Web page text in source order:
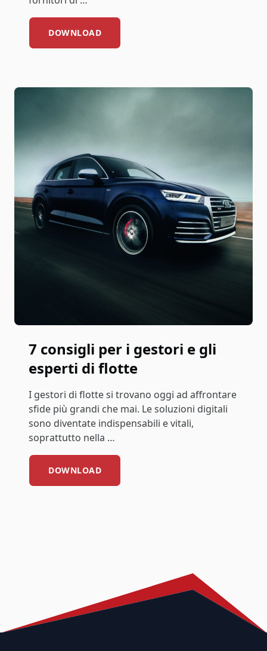
DOWNLOAD
7 consigli per i gestori e gli
esperti di flotte
I gestori di flotte si trovano oggi ad affrontare
sfide più grandi che mai. Le soluzioni digitali
sono diventate indispensabili e vitali,
soprattutto nella …
DOWNLOAD